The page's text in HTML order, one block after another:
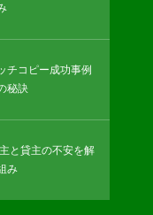
チコピー成功事例
秘訣
と貸主の不安を解
み